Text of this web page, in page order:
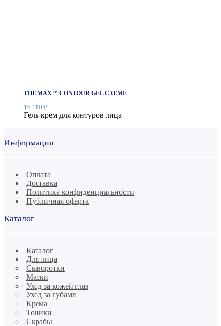
THE MAX™ CONTOUR GEL CREME
16 180 ₽
Гель-крем для контуров лица
Информация
Оплата
Доставка
Политика конфиденциальности
Публичная оферта
Каталог
Каталог
Для лица
Сыворотки
Маски
Уход за кожей глаз
Уход за губами
Крема
Тоники
Скрабы